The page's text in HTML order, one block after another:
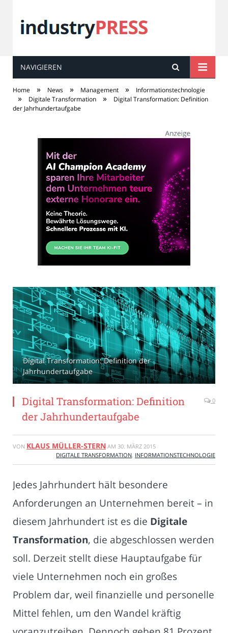
industryPRESS
NAVIGIEREN
Home » News » Management » Informationstechnologie
» Digitale Transformation »
Digital Transformation: Definition
der Jahrhundertaufgabe
Digital Transformation: Definition der
Jahrhundertaufgabe
Digital Transformation: Definition
der Jahrhundertaufgabe
0
VON KLAUS MÜLLER-STERN AM 30. MÄRZ 2015
DIGITALE TRANSFORMATION, INFORMATIONSTECHNOLOGIE
Jedes Jahrhundert hält besondere
Anforderungen an Unternehmen bereit – in
diesem Jahrhundert ist es die Digitale
Transformation, die abgeschlossen werden
soll. Derzeit stellt diese Hauptaufgabe für
viele Unternehmen noch ein großes
Problem dar, weil finanzielle und personelle
Mittel fehlen, um den Wandel kräftig